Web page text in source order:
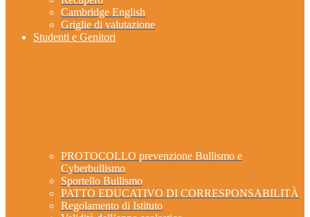
Cambridge English
Griglie di valutazione
Studenti e Genitori
PROTOCOLLO prevenzione Bullismo e
Cyberbullismo
Sportello Bullismo
PATTO EDUCATIVO DI CORRESPONSABILITÀ
Regolamento di Istituto